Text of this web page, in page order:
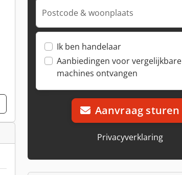
Postcode & woonplaats
Ik ben handelaar
Aanbiedingen voor vergelijkbare
machines ontvangen
Aanvraag sturen
Privacyverklaring